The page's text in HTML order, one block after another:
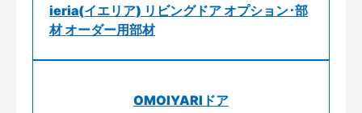
ieria(イエリア) リビングドア オプション･部
材 オーダー用部材
OMOIYARIドア